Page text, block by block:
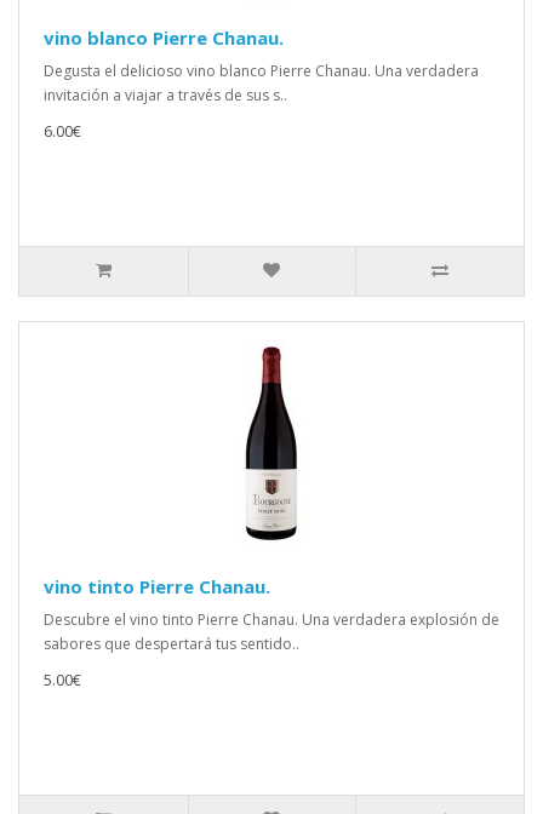
vino blanco Pierre Chanau.
Degusta el delicioso vino blanco Pierre Chanau. Una verdadera
invitación a viajar a través de sus s..
6.00€
vino tinto Pierre Chanau.
Descubre el vino tinto Pierre Chanau. Una verdadera explosión de
sabores que despertará tus sentido..
5.00€